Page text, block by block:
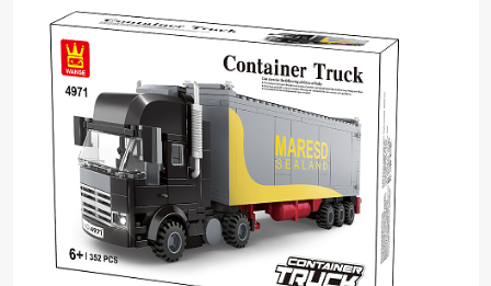
Werkwijze
Huisvesting
Producten
Over ons
Blogs
Contact
Aanvraag starten
Search